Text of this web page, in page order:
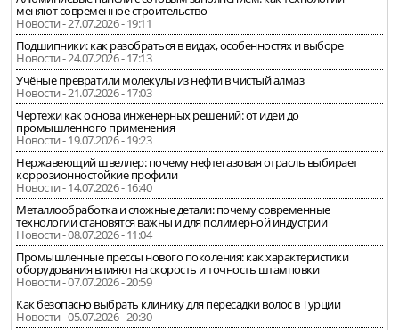
меняют современное строительство
Новости - 27.07.2026 - 19:11
Подшипники: как разобраться в видах, особенностях и выборе
Новости - 24.07.2026 - 17:13
Учёные превратили молекулы из нефти в чистый алмаз
Новости - 21.07.2026 - 17:03
Чертежи как основа инженерных решений: от идеи до
промышленного применения
Новости - 19.07.2026 - 19:23
Нержавеющий швеллер: почему нефтегазовая отрасль выбирает
коррозионностойкие профили
Новости - 14.07.2026 - 16:40
Металлообработка и сложные детали: почему современные
технологии становятся важны и для полимерной индустрии
Новости - 08.07.2026 - 11:04
Промышленные прессы нового поколения: как характеристики
оборудования влияют на скорость и точность штамповки
Новости - 07.07.2026 - 20:59
Как безопасно выбрать клинику для пересадки волос в Турции
Новости - 05.07.2026 - 20:30